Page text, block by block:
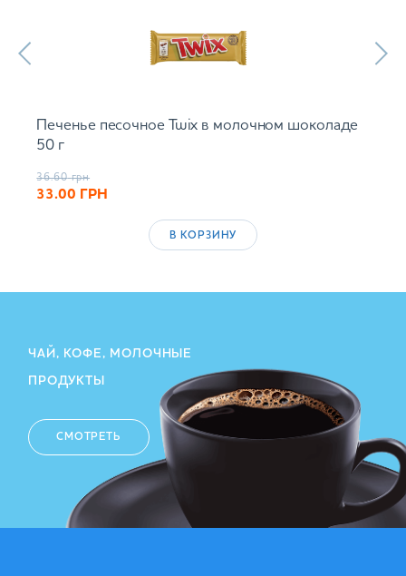
Печенье песочное Twix в молочном шоколаде
50 г
36.60 грн
33.00 ГРН
В КОРЗИНУ
ЧАЙ, КОФЕ, МОЛОЧНЫЕ
ПРОДУКТЫ
СМОТРЕТЬ